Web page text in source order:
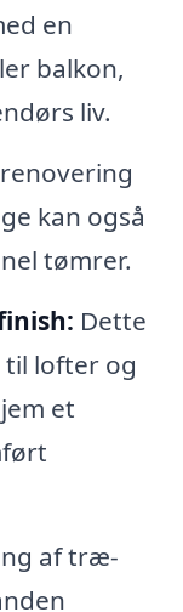
en
balkon,
liv.
kan også
tømrer.
Dette
lofter og
et
af træ-